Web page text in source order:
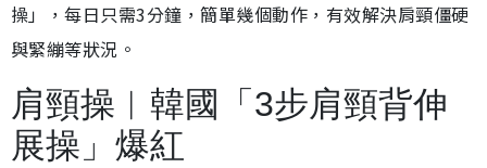
操」，每日只需3分鐘，簡單幾個動作，有效解決肩頸僵硬
與緊繃等狀況。
肩頸操︱韓國「3步肩頸背伸
展操」爆紅